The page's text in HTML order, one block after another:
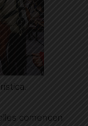
comencen